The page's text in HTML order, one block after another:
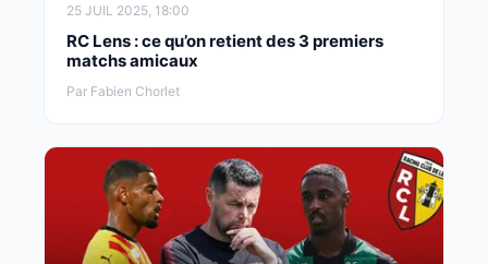
25 JUIL 2025, 18:00
RC Lens : ce qu’on retient des 3 premiers
matchs amicaux
Par Fabien Chorlet